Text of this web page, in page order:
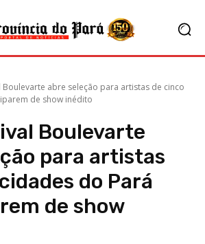
Boulevarte abre seleção para artistas de cinco
de show inédito
Boulevarte
para artistas
do Pará
de show